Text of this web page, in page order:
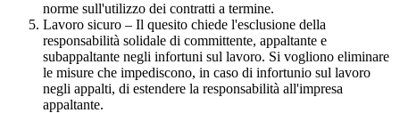
norme sull'utilizzo dei contratti a termine.
Lavoro sicuro – Il quesito chiede l'esclusione della
responsabilità solidale di committente, appaltante e
subappaltante negli infortuni sul lavoro. Si vogliono eliminare
le misure che impediscono, in caso di infortunio sul lavoro
negli appalti, di estendere la responsabilità all'impresa
appaltante.